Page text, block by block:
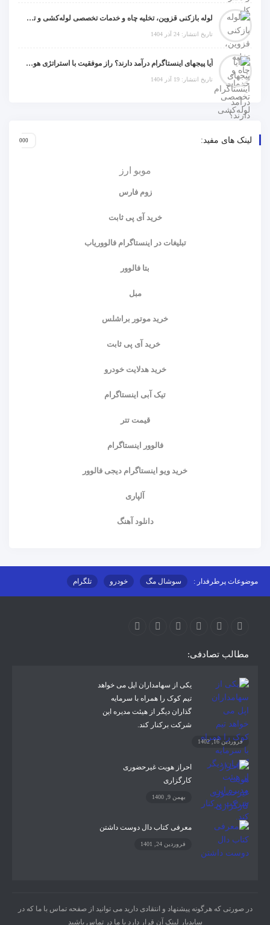
لوله بازکنی قزوین، تخلیه چاه و خدمات تخصصی لوله‌کشی و تشخیص ترکیدگی
تاریخ انتشار: 24 آذر 1404
آیا پیجهای اینستاگرام درآمد دارند؟ راز موفقیت با استراتژی هوشمندانه
تاریخ انتشار: 19 آذر 1404
لینک های مفید:
موبو ارز
زوم فارس
خرید آی پی ثابت
تبلیغات در اینستاگرام فالووریاب
بتا فالوور
مبل
خرید موتور براشلس
خرید آی پی ثابت
خرید هدلایت خودرو
تیک آبی اینستاگرام
قیمت تتر
فالوور اینستاگرام
خرید ویو اینستاگرام دیجی فالوور
آلپاری
دانلود آهنگ
موضوعات پرطرفدار : سوشال مگ خودرو تلگرام
مطالب تصادفی:
یکی از سهامداران اپل می خواهد
تیم کوک را همراه با سرمایه
گذاران دیگر از هیئت مدیره این
شرکت برکنار کند.
فروردین 16, 1402
احراز هویت غیرحضوری
کارگزاری
بهمن 9, 1400
معرفی کتاب دال دوست داشتن
فروردین 24, 1401
در صورتی که هرگونه پیشنهاد و انتقادی دارید می توانید از صفحه تماس با ما که در
سایدبار لینک آن قرار دارد با ما در تماس باشید